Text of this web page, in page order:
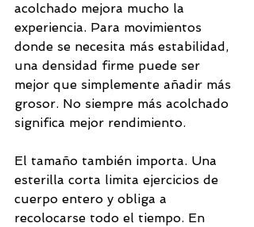
acolchado mejora mucho la
experiencia. Para movimientos
donde se necesita más estabilidad,
una densidad firme puede ser
mejor que simplemente añadir más
grosor. No siempre más acolchado
significa mejor rendimiento.
El tamaño también importa. Una
esterilla corta limita ejercicios de
cuerpo entero y obliga a
recolocarse todo el tiempo. En